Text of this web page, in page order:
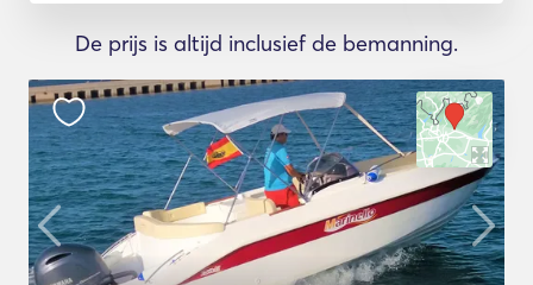
De prijs is altijd inclusief de bemanning.